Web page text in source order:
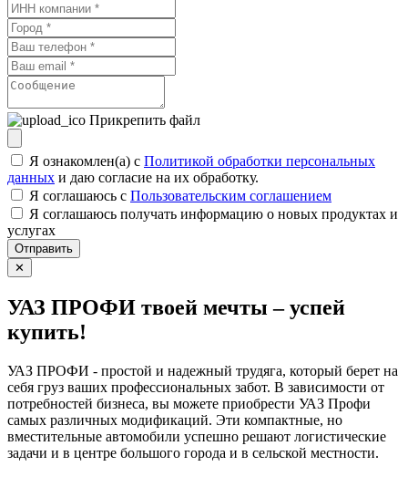
Прикрепить файл
Я ознакомлен(а) с Политикой обработки персональных
данных и даю согласие на их обработку.
Я соглашаюсь c Пользовательским соглашением
Я соглашаюсь получать информацию о новых продуктах и
услугах
Отправить
✕
УАЗ ПРОФИ твоей мечты – успей
купить!
УАЗ ПРОФИ - простой и надежный трудяга, который берет на
себя груз ваших профессиональных забот. В зависимости от
потребностей бизнеса, вы можете приобрести УАЗ Профи
самых различных модификаций. Эти компактные, но
вместительные автомобили успешно решают логистические
задачи и в центре большого города и в сельской местности.